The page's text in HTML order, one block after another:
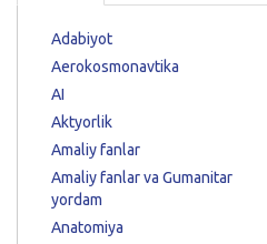
Adabiyot
Aerokosmonavtika
AI
Aktyorlik
Amaliy fanlar
Amaliy fanlar va Gumanitar
yordam
Anatomiya